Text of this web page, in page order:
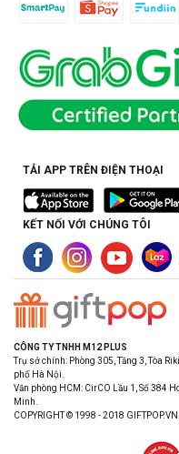
TẢI APP TRÊN ĐIỆN THOẠI
KẾT NỐI VỚI CHÚNG TÔI
CÔNG TY TNHH M12 PLUS
Trụ sở chính: Phòng 305, Tầng 3, Tòa
phố Hà Nội.
Văn phòng HCM: CirCO Lầu 1, Số 384
Minh.
COPYRIGHT © 1998 - 2018 GIFTPOP.VN